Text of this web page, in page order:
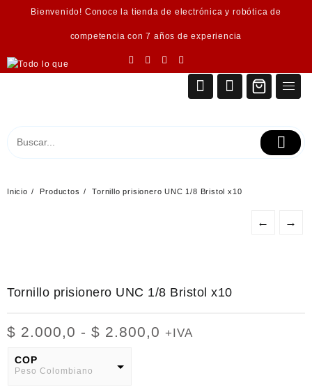
Bienvenido! Conoce la tienda de electrónica y robótica de
competencia con 7 años de experiencia
Inicio Productos Tornillo prisionero UNC 1/8 Bristol x10
← →
Tornillo prisionero UNC 1/8 Bristol x10
$ 2.000,0 - $ 2.800,0 Rango
+IVA
COP
Peso Colombiano